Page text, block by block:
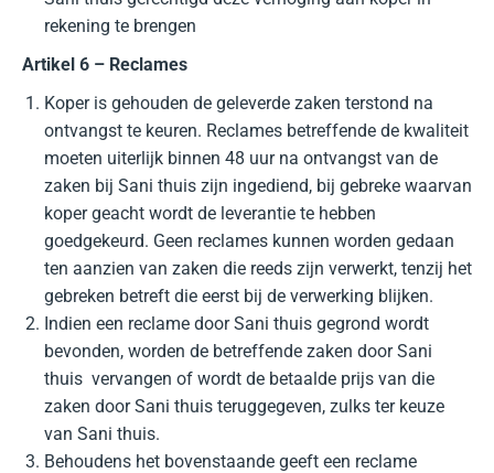
rekening te brengen
Artikel 6 – Reclames
Koper is gehouden de geleverde zaken terstond na
ontvangst te keuren. Reclames betreffende de kwaliteit
moeten uiterlijk binnen 48 uur na ontvangst van de
zaken bij Sani thuis zijn ingediend, bij gebreke waarvan
koper geacht wordt de leverantie te hebben
goedgekeurd. Geen reclames kunnen worden gedaan
ten aanzien van zaken die reeds zijn verwerkt, tenzij het
gebreken betreft die eerst bij de verwerking blijken.
Indien een reclame door Sani thuis gegrond wordt
bevonden, worden de betreffende zaken door Sani
thuis vervangen of wordt de betaalde prijs van die
zaken door Sani thuis teruggegeven, zulks ter keuze
van Sani thuis.
Behoudens het bovenstaande geeft een reclame